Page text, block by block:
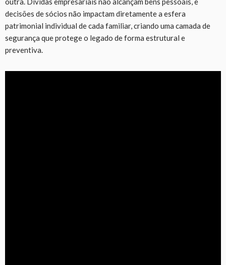
decisões de sócios não impactam diretamente a esfera
patrimonial individual de cada familiar, criando uma camada de
segurança que protege o legado de forma estrutural e
preventiva.